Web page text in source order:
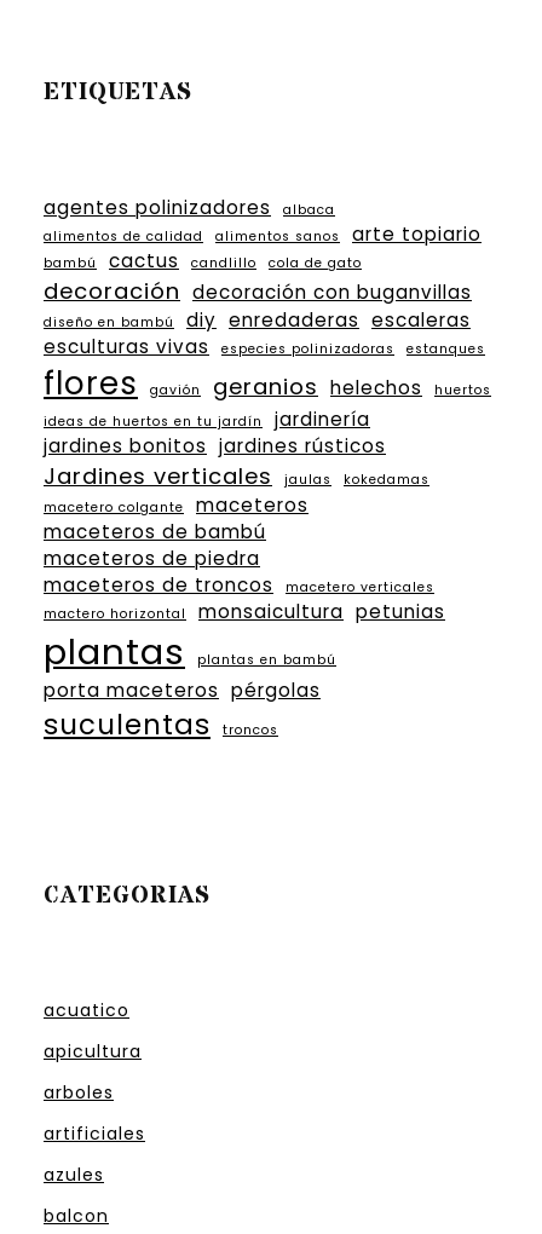
ETIQUETAS
agentes polinizadores
albaca
alimentos de calidad
alimentos sanos arte topiario
bambú cactus candlillo cola de gato
decoración decoración con buganvillas
diseño en bambú diy enredaderas escaleras
esculturas vivas
especies polinizadoras estanques
flores gavión geranios helechos
huertos
ideas de huertos en tu jardín
jardinería
jardines bonitos jardines rústicos
Jardines verticales jaulas
kokedamas
macetero colgante
maceteros
maceteros de bambú
maceteros de piedra
maceteros de troncos
macetero verticales
mactero horizontal
monsaicultura petunias
plantas plantas en bambú
porta maceteros pérgolas
suculentas troncos
CATEGORIAS
acuatico
apicultura
arboles
artificiales
azules
balcon